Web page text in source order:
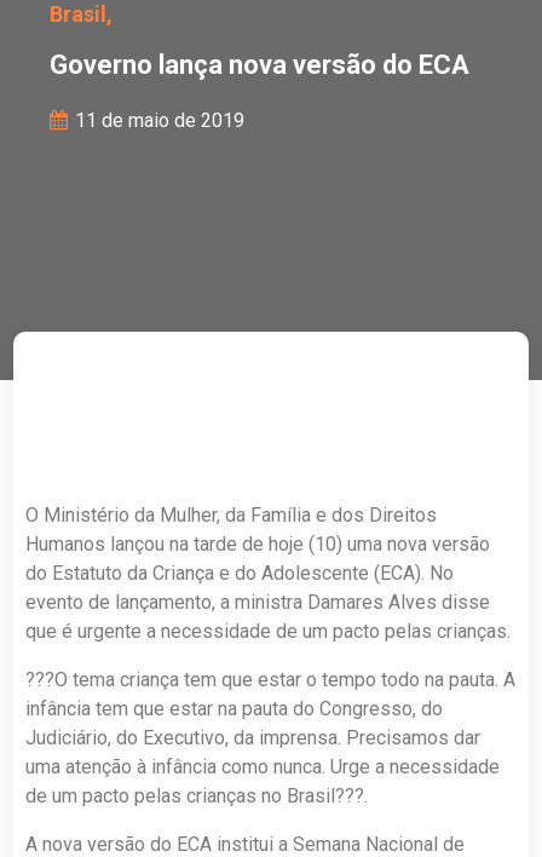
Brasil,
Governo lança nova versão do ECA
11 de maio de 2019
O Ministério da Mulher, da Família e dos Direitos
Humanos lançou na tarde de hoje (10) uma nova versão
do Estatuto da Criança e do Adolescente (ECA). No
evento de lançamento, a ministra Damares Alves disse
que é urgente a necessidade de um pacto pelas crianças.
???O tema criança tem que estar o tempo todo na pauta. A
infância tem que estar na pauta do Congresso, do
Judiciário, do Executivo, da imprensa. Precisamos dar
uma atenção à infância como nunca. Urge a necessidade
de um pacto pelas crianças no Brasil???.
A nova versão do ECA institui a Semana Nacional de